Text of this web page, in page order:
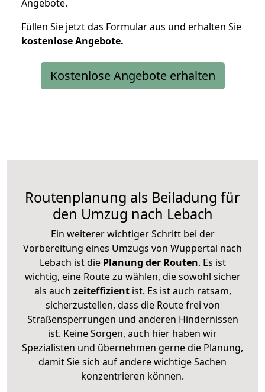
Angebote.
Füllen Sie jetzt das Formular aus und erhalten Sie
kostenloseAngebote.
Kostenlose Angebote erhalten
Routenplanung als Beiladung für
den Umzug nach Lebach
Ein weiterer wichtiger Schritt bei der
Vorbereitung eines Umzugs von Wuppertal nach
Lebach ist diePlanung der Routen. Es ist
wichtig, eine Route zu wählen, die sowohl sicher
als auch zeiteffizientist. Es ist auch ratsam,
sicherzustellen, dass die Route frei von
Straßensperrungen und anderen Hindernissen
ist. Keine Sorgen, auch hier haben wir
Spezialisten und übernehmen gerne die Planung,
damit Sie sich auf andere wichtige Sachen
konzentrieren können.